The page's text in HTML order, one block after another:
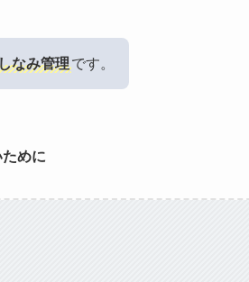
なみ管理です。
めに